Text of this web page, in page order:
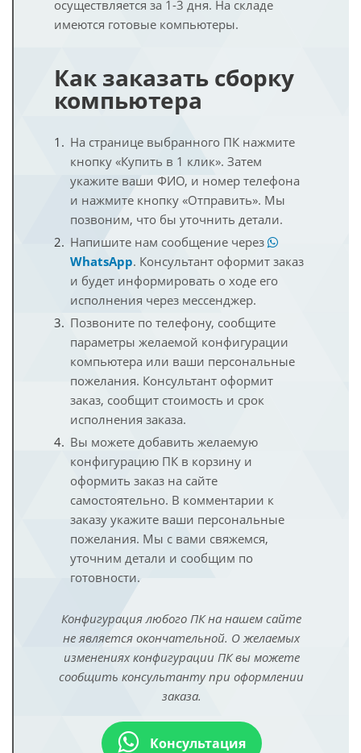
осуществляется за 1-3 дня. На складе
имеются готовые компьютеры.
Как заказать сборку
компьютера
На странице выбранного ПК нажмите
кнопку «Купить в 1 клик». Затем
укажите ваши ФИО, и номер телефона
и нажмите кнопку «Отправить». Мы
позвоним, что бы уточнить детали.
Напишите нам сообщение через
WhatsApp. Консультант оформит заказ
и будет информировать о ходе его
исполнения через мессенджер.
Позвоните по телефону, сообщите
параметры желаемой конфигурации
компьютера или ваши персональные
пожелания. Консультант оформит
заказ, сообщит стоимость и срок
исполнения заказа.
Вы можете добавить желаемую
конфигурацию ПК в корзину и
оформить заказ на сайте
самостоятельно. В комментарии к
заказу укажите ваши персональные
пожелания. Мы с вами свяжемся,
уточним детали и сообщим по
готовности.
Конфигурация любого ПК на нашем сайте
не является окончательной. О желаемых
изменениях конфигурации ПК вы можете
сообщить консультанту при оформлении
заказа.
Консультация